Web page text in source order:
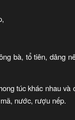
bà, tổ tiên, dâng
túc khác nhau
nước, rượu nếp.